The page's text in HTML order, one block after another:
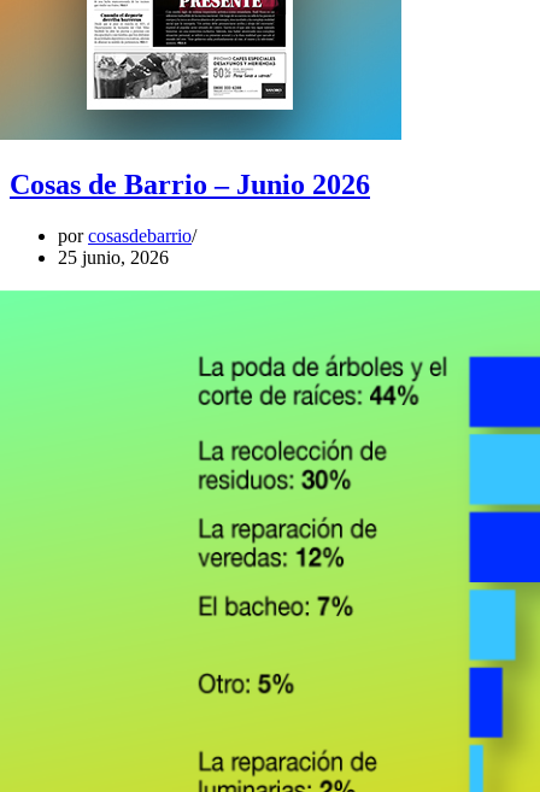
Cosas de Barrio – Junio 2026
porcosasdebarrio
25 junio, 2026